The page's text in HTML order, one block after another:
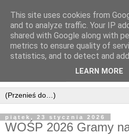
piątek, 23 stycznia 2026
WOŚP 2026 Gramy
This site uses cookies from
and to analyze traffic. Your IP
shared with Google along with
metrics to ensure quality of
statistics, and to detect and
LEARN MORE